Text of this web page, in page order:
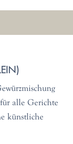
alle Gerichte
künstliche